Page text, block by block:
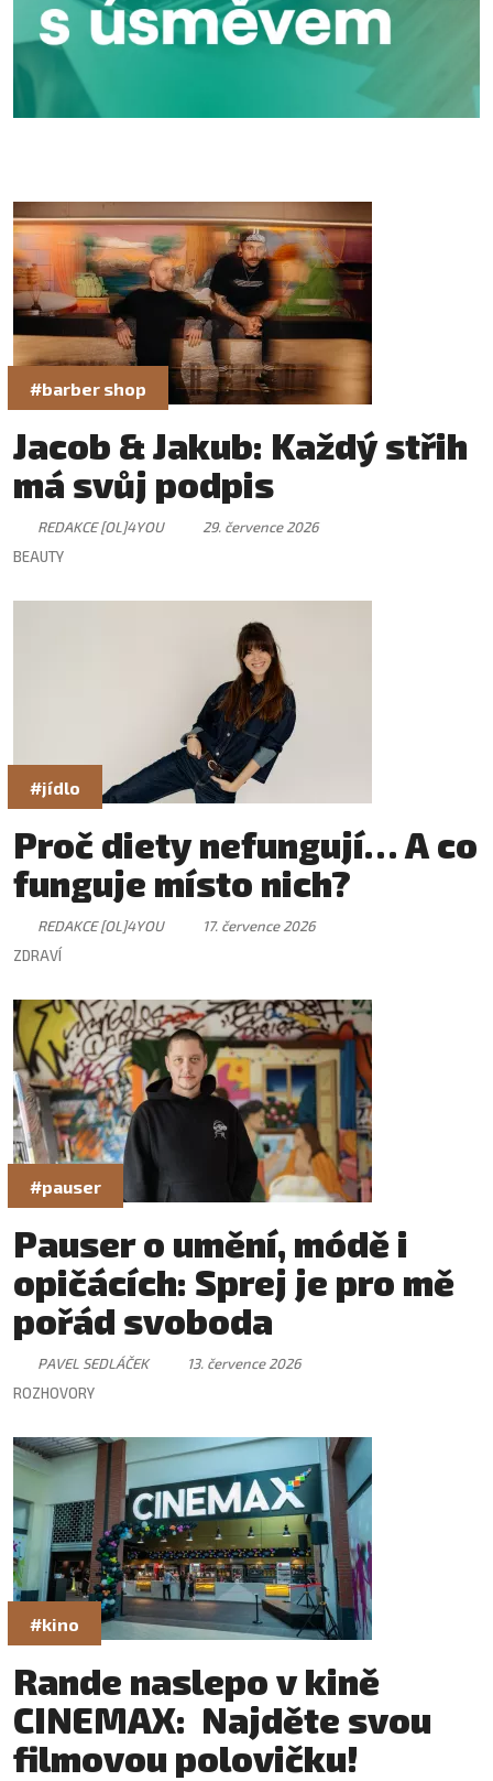
#barber shop
Jacob & Jakub: Každý střih
má svůj podpis
REDAKCE [OL]4YOU
29. července 2026
BEAUTY
#jídlo
Proč diety nefungují… A co
funguje místo nich?
REDAKCE [OL]4YOU
17. července 2026
ZDRAVÍ
#pauser
Pauser o umění, módě i
opičácích: Sprej je pro mě
pořád svoboda
PAVEL SEDLÁČEK
13. července 2026
ROZHOVORY
#kino
Rande naslepo v kině
CINEMAX: Najděte svou
filmovou polovičku!